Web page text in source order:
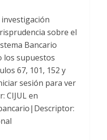
sobre el
Bancario
los supuestos
67, 101, 152 y
sesión para ver
CIJUL en